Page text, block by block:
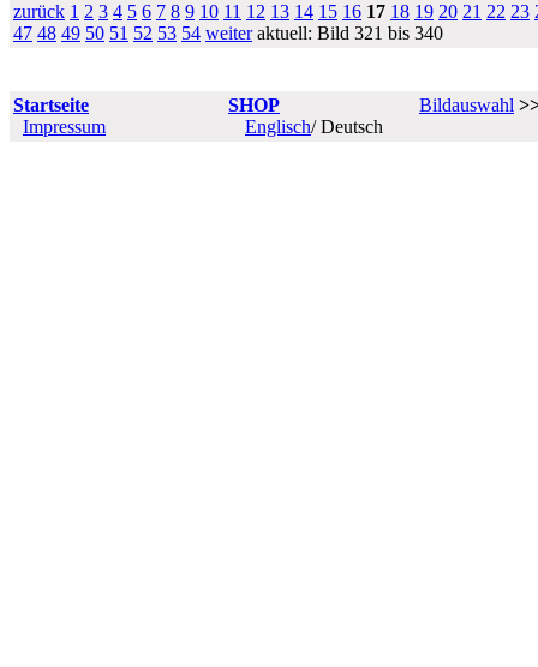
zurück 1 2 3 4 5 6 7 8 9 10 11 12 13 14 15 16 17 18 19 20 21 22 23
47 48 49 50 51 52 53 54 weiteraktuell: Bild 321 bis 340
Startseite SHOP Bildauswahl
Impressum
Englisch/ Deutsch